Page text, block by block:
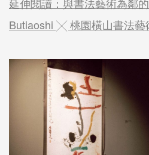
Butiaoshi ╳ 桃園橫山書法藝